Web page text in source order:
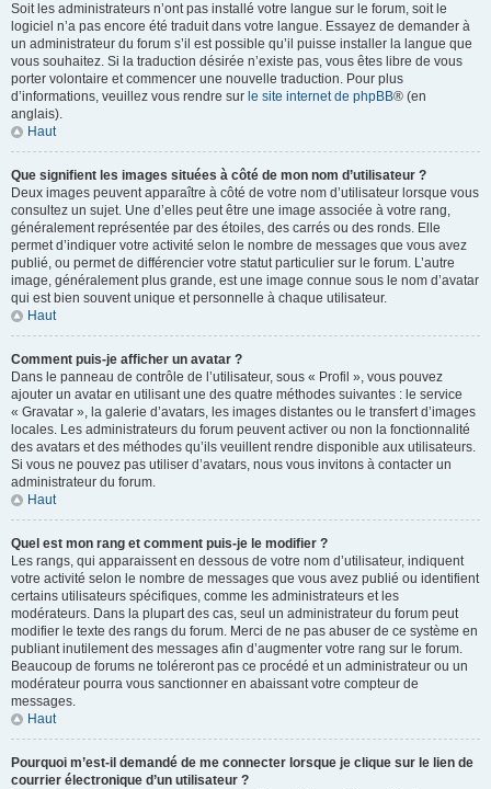
Soit les administrateurs n’ont pas installé votre langue sur le forum, soit le
logiciel n’a pas encore été traduit dans votre langue. Essayez de demander à
un administrateur du forum s’il est possible qu’il puisse installer la langue que
vous souhaitez. Si la traduction désirée n’existe pas, vous êtes libre de vous
porter volontaire et commencer une nouvelle traduction. Pour plus
d’informations, veuillez vous rendre sur le site internet de phpBB® (en
anglais).
Haut
Que signifient les images situées à côté de mon nom d’utilisateur ?
Deux images peuvent apparaître à côté de votre nom d’utilisateur lorsque vous
consultez un sujet. Une d’elles peut être une image associée à votre rang,
généralement représentée par des étoiles, des carrés ou des ronds. Elle
permet d’indiquer votre activité selon le nombre de messages que vous avez
publié, ou permet de différencier votre statut particulier sur le forum. L’autre
image, généralement plus grande, est une image connue sous le nom d’avatar
qui est bien souvent unique et personnelle à chaque utilisateur.
Haut
Comment puis-je afficher un avatar ?
Dans le panneau de contrôle de l’utilisateur, sous « Profil », vous pouvez
ajouter un avatar en utilisant une des quatre méthodes suivantes : le service
« Gravatar », la galerie d’avatars, les images distantes ou le transfert d’images
locales. Les administrateurs du forum peuvent activer ou non la fonctionnalité
des avatars et des méthodes qu’ils veuillent rendre disponible aux utilisateurs.
Si vous ne pouvez pas utiliser d’avatars, nous vous invitons à contacter un
administrateur du forum.
Haut
Quel est mon rang et comment puis-je le modifier ?
Les rangs, qui apparaissent en dessous de votre nom d’utilisateur, indiquent
votre activité selon le nombre de messages que vous avez publié ou identifient
certains utilisateurs spécifiques, comme les administrateurs et les
modérateurs. Dans la plupart des cas, seul un administrateur du forum peut
modifier le texte des rangs du forum. Merci de ne pas abuser de ce système en
publiant inutilement des messages afin d’augmenter votre rang sur le forum.
Beaucoup de forums ne toléreront pas ce procédé et un administrateur ou un
modérateur pourra vous sanctionner en abaissant votre compteur de
messages.
Haut
Pourquoi m’est-il demandé de me connecter lorsque je clique sur le lien de
courrier électronique d’un utilisateur ?